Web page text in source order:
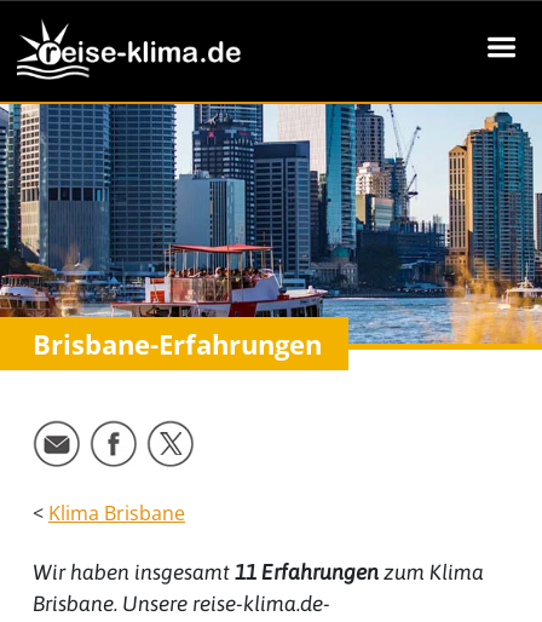
Brisbane-Erfahrungen
< Klima Brisbane
Wir haben insgesamt 11Erfahrungenzum Klima
Brisbane. Unsere reise-klima.de-